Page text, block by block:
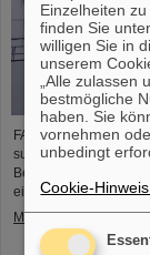
FAIR kann einen
supraleitenden
Bestimmungsort auf
eingebrachte
Mehr »
Einzelheiten
finden Sie
willigen Sie in
unserem
„Alle zulassen
bestmögliche
haben. Sie
vornehmen
unbedingt
Cookie-